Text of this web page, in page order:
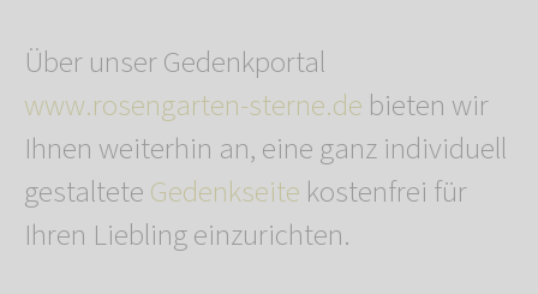
Über unser Gedenkportal
www.rosengarten-sterne.de bieten wir
Ihnen weiterhin an, eine ganz individuell
gestalteteGedenkseite kostenfrei für
Ihren Liebling einzurichten.